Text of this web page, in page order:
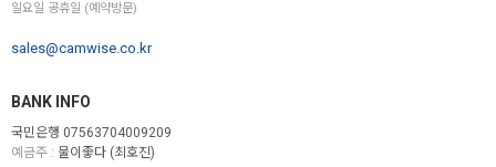
일요일 공휴일 (예약방문)
sales@camwise.co.kr
BANK INFO
국민은행 07563704009209
예금주 : 물이좋다 (최호진)